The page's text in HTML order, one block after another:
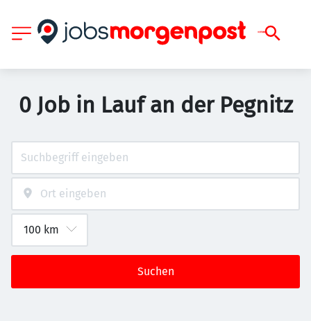
0 Job in Lauf an der Pegnitz
Suchen